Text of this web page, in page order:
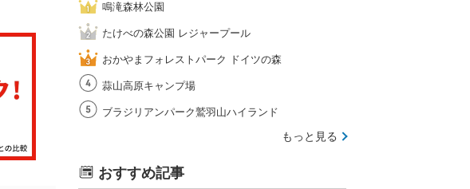
鳴滝森林公園
たけべの森公園 レジャープール
おかやまフォレストパーク ドイツの森
蒜山高原キャンプ場
ブラジリアンパーク鷲羽山ハイランド
もっと見る
おすすめ記事